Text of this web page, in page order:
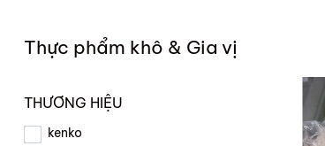
Thực phẩm khô & Gia vị
THƯƠNG HIỆU
kenko